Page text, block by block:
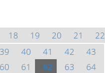
18 19 20 21
22
39 40 41 42
43
60 61 62 63
64